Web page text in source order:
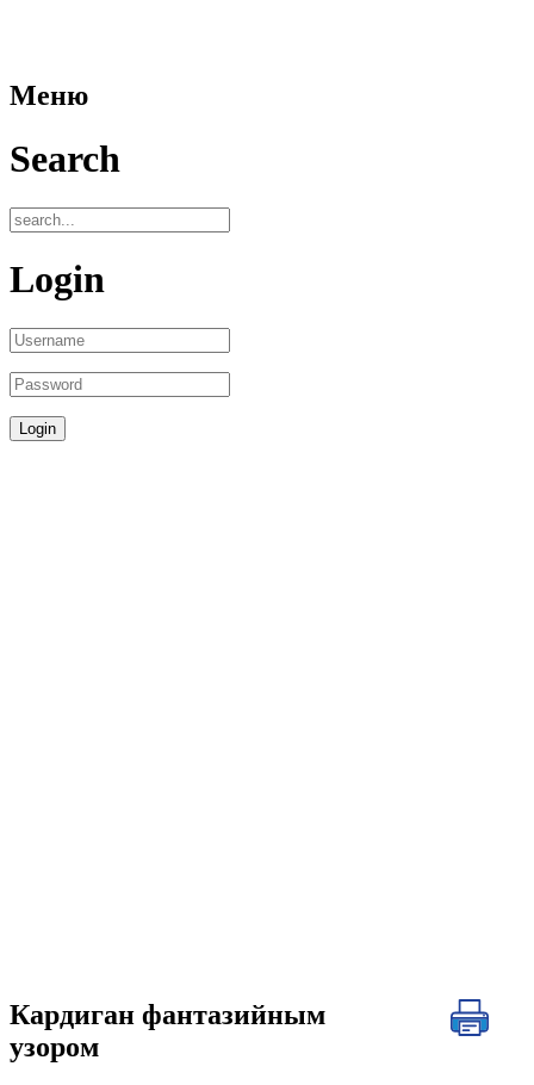
Меню
Search
Login
Кардиган фантазийным
узором